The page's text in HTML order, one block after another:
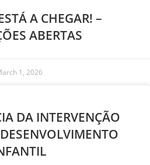
A CHEGAR! –
ABERTAS
1, 2026
DA INTERVENÇÃO